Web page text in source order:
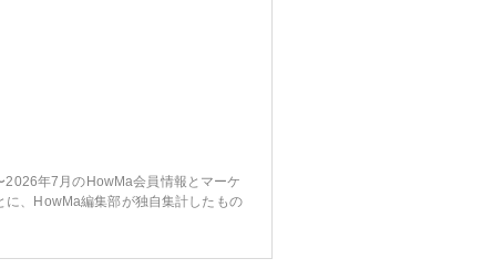
年7月のHowMa会員情報とマーケ
に、HowMa編集部が独自集計したもの